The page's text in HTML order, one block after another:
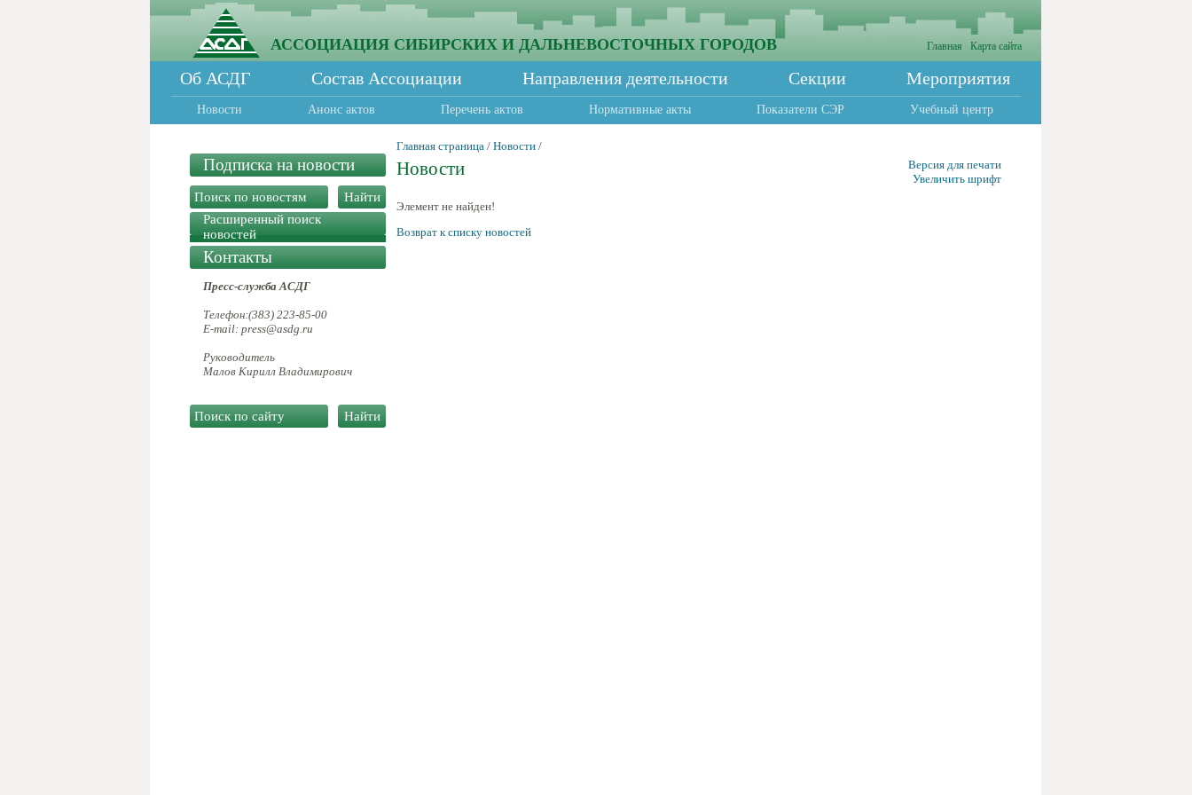
АССОЦИАЦИЯ СИБИРСКИХ И ДАЛЬНЕВОСТОЧНЫХ ГОРОДОВ Главная Карта сайта
Об АСДГ Состав Ассоциации Направления деятельности Секции Мероприятия
Новости Анонс актов Перечень актов Нормативные акты Показатели СЭР Учебный центр
Подписка на новости
Расширенный поиск
новостей
Контакты
Пресс-служба АСДГ
Телефон:(383) 223-85-00
E-mail: press@asdg.ru
Руководитель
Малов Кирилл Владимирович
Главная страница / Новости /
Новости
Версия для печати
Увеличить шрифт
Элемент не найден!
Возврат к списку новостей